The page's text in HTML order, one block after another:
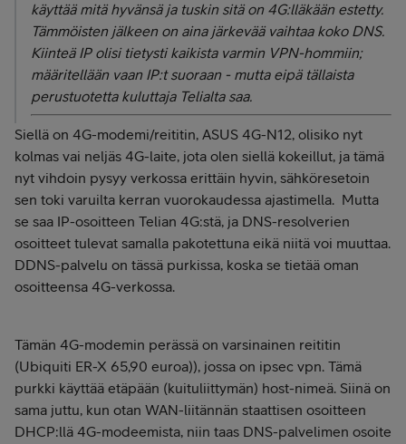
käyttää mitä hyvänsä ja tuskin sitä on 4G:lläkään estetty.
Tämmöisten jälkeen on aina järkevää vaihtaa koko DNS.
Kiinteä IP olisi tietysti kaikista varmin VPN-hommiin;
määritellään vaan IP:t suoraan - mutta eipä tällaista
perustuotetta kuluttaja Telialta saa.
Siellä on 4G-modemi/reititin, ASUS 4G-N12, olisiko nyt
kolmas vai neljäs 4G-laite, jota olen siellä kokeillut, ja tämä
nyt vihdoin pysyy verkossa erittäin hyvin, sähköresetoin
sen toki varuilta kerran vuorokaudessa ajastimella. Mutta
se saa IP-osoitteen Telian 4G:stä, ja DNS-resolverien
osoitteet tulevat samalla pakotettuna eikä niitä voi muuttaa.
DDNS-palvelu on tässä purkissa, koska se tietää oman
osoitteensa 4G-verkossa.
Tämän 4G-modemin perässä on varsinainen reititin
(Ubiquiti ER-X 65,90 euroa)), jossa on ipsec vpn. Tämä
purkki käyttää etäpään (kuituliittymän) host-nimeä. Siinä on
sama juttu, kun otan WAN-liitännän staattisen osoitteen
DHCP:llä 4G-modeemista, niin taas DNS-palvelimen osoite